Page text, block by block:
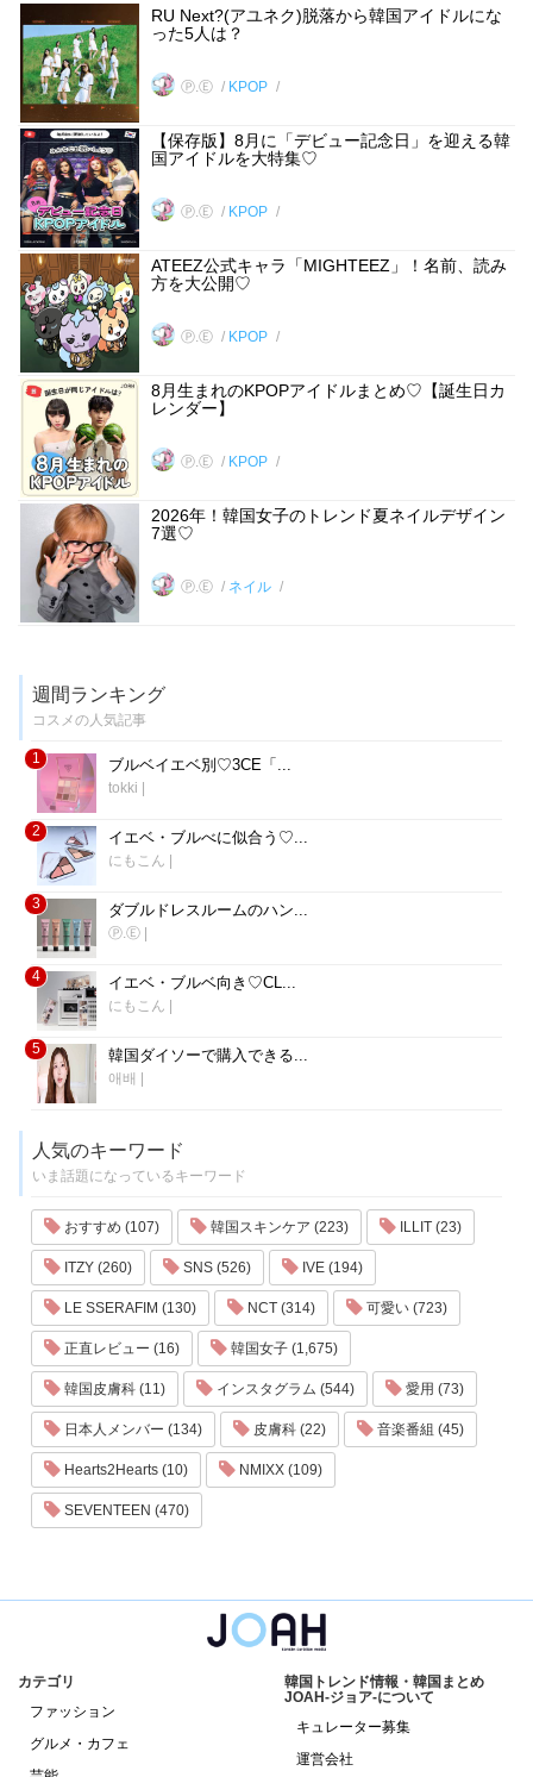
RU Next?(アユネク)脱落から韓国アイドルにな
った5人は？
Ⓟ.Ⓔ KPOP
【保存版】8月に「デビュー記念日」を迎える韓
国アイドルを大特集♡
Ⓟ.Ⓔ KPOP
ATEEZ公式キャラ「MIGHTEEZ」！名前、読み
方を大公開♡
Ⓟ.Ⓔ KPOP
8月生まれのKPOPアイドルまとめ♡【誕生日カ
レンダー】
Ⓟ.Ⓔ KPOP
2026年！韓国女子のトレンド夏ネイルデザイン
7選♡
Ⓟ.Ⓔ ネイル
週間ランキング
コスメの人気記事
1 ブルベイエベ別♡3CE「...
tokki |
2 イエベ・ブルべに似合う♡...
にもこん |
3 ダブルドレスルームのハン...
Ⓟ.Ⓔ |
4 イエベ・ブルベ向き♡CL...
にもこん |
5 韓国ダイソーで購入できる...
애배 |
人気のキーワード
いま話題になっているキーワード
おすすめ (107) 韓国スキンケア (223) ILLIT (23)
ITZY (260) SNS (526) IVE (194)
LE SSERAFIM (130) NCT (314) 可愛い (723)
正直レビュー (16) 韓国女子 (1,675)
韓国皮膚科 (11) インスタグラム (544) 愛用 (73)
日本人メンバー (134) 皮膚科 (22) 音楽番組 (45)
Hearts2Hearts (10) NMIXX (109)
SEVENTEEN (470)
カテゴリ
ファッション
グルメ・カフェ
韓国トレンド情報・韓国まとめ
JOAH-ジョア-について
キュレーター募集
運営会社